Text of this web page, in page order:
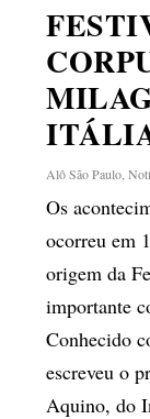
Alô São Paulo ,
Os
ocorreu em
origem da
importante
Conhecido
escreveu o
Aquino, do